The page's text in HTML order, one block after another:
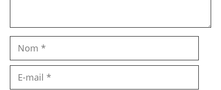
Nom